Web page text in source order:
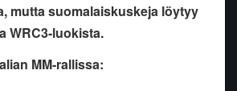
mutta suomalaiskuskeja löytyy
WRC3-luokista.
MM-rallissa: